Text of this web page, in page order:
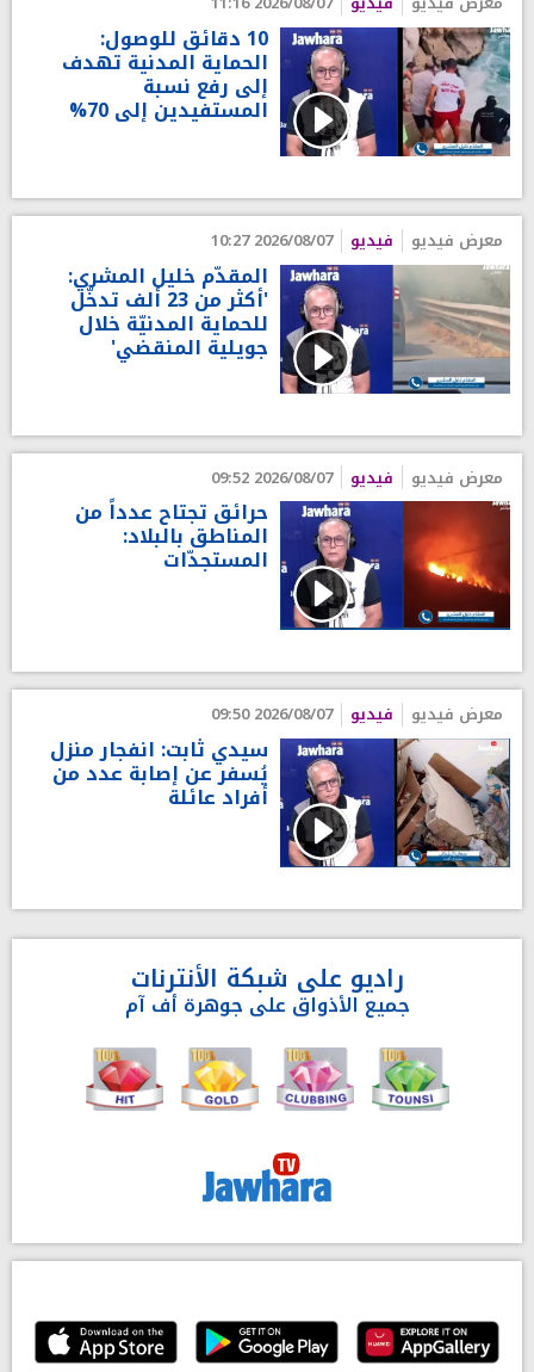
10 دقائق للوصول:
الحماية المدنية تهدف
إلى رفع نسبة
المستفيدين إلى 70%
معرض فيديو فيديو 2026/08/07 10:27
المقدّم خليل المشري:
'أكثر من 23 ألف تدخّل
للحماية المدنيّة خلال
جويلية المنقضي'
معرض فيديو فيديو 2026/08/07 09:52
حرائق تجتاح عدداً من
المناطق بالبلاد:
المستجدّات
معرض فيديو فيديو 2026/08/07 09:50
سيدي ثابت: انفجار منزل
يُسفر عن إصابة عدد من
أفراد عائلة
راديو على شبكة الأنترنات
جميع الأذواق على جوهرة أف آم